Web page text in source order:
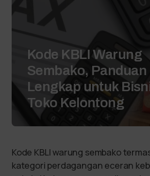
Kode KBLI Warung
Sembako, Panduan
Lengkap untuk
Toko Kelontong
Kode KBLI warung sembako
kategori perdagangan eceran